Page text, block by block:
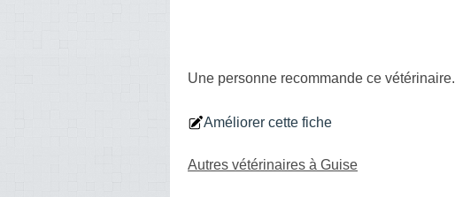
Une personne recommande ce vétérinaire.
Améliorer cette fiche
Autres vétérinaires à Guise